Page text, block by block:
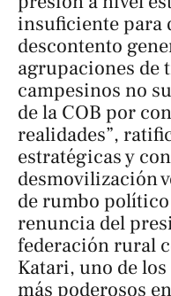
insuficiente para
descontento
agrupaciones de
campesinos no
de la COB por
realidades”,
estratégicas y
desmovilización
de rumbo
renuncia del
federación rural
Katari, uno de
más poderosos